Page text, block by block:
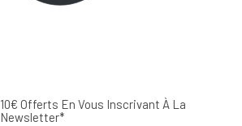
10€ Offerts En Vous Inscrivant À La
Newsletter*